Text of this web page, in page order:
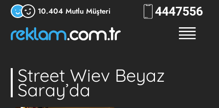
10.404 Mutlu Müşteri 444RKLM
Street Wiev Beyaz
Saray’da